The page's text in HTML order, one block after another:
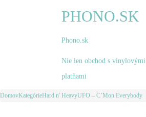
PHONO.SK
Phono.sk
Nie len obchod s vinylovými
platňami
Ovládanie
Dobeš,
White
DomovKategórieHard n' HeavyUFO ‎– C’Mon Everybody